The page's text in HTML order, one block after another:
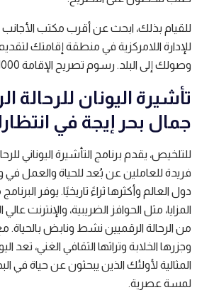
للقيام بذلك، ابحث عن أقرب مكتب الأجانب
للإدارة اللامركزية في منطقة إقامتك
وصولك إلى البلد. رسوم تصريح الإقامة 1000 يورو.
تأشيرة اليونان للرحالة
جمال بحر إيجة في
للتلخيص، يقدم برنامج التأشيرة اليوناني
فريدة للعاملين عن بُعد للحياة والعمل
دول العالم وأكثرها ثراءً تاريخيًا. يوفر
المزايا، مثل الحوافز الضريبية، والإنترنت
من الرحالة الرقميين نشط ونابض
وجزرها الخلابة وتراثها الثقافي الغني، تعد
المثالية لأولئك الذين يبحثون عن حياة في
لمسة عصرية.